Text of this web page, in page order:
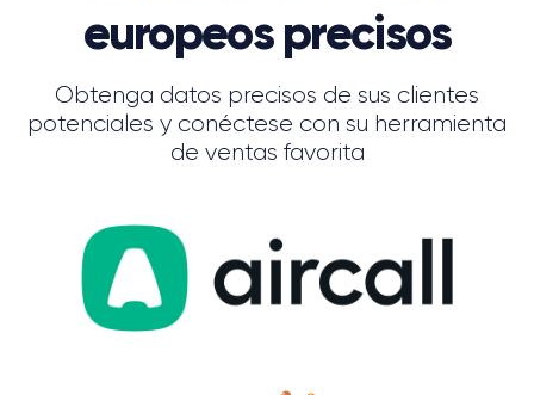
europeos precisos
Obtenga datos precisos de sus clientes
potenciales y conéctese con su herramienta
de ventas favorita